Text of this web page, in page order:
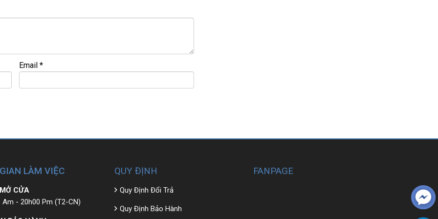
ra hãng check! >>>
Email *
LÀM VIỆC
CỬA
Am - 20h00 Pm (T2-CN)
QUY ĐỊNH
Quy Định Đổi Trả
Quy Định Bảo Hành
FANPAGE